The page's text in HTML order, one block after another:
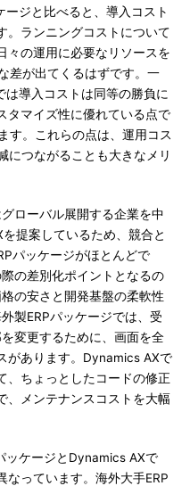
ジと比べると、導入コスト
。ランニングコストについて
々の運用に必要なリソースを
差が出てくるはずです。一
は導入コストは同等の勝負に
タマイズ性に優れている点で
す。これらの点は、運用コス
につながることも大きなメリ
ローバル展開する企業を中
提案しているため、競合と
パッケージがほとんどで
の差別化ポイントとなるの
の安さと開発基盤の柔軟性
製ERPパッケージでは、受
変更するために、画面を全
があります。Dynamics AXで
、ちょっとしたコードの修正
、メンテナンスコストを大幅
ケージとDynamics AXで
なっています。海外大手ERP